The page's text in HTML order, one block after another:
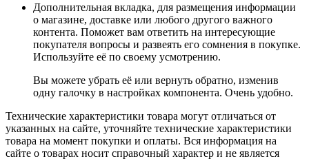
Дополнительная вкладка, для размещения информации
о магазине, доставке или любого другого важного
контента. Поможет вам ответить на интересующие
покупателя вопросы и развеять его сомнения в покупке.
Используйте её по своему усмотрению.
Вы можете убрать её или вернуть обратно, изменив
одну галочку в настройках компонента. Очень удобно.
Технические характеристики товара могут отличаться от
указанных на сайте, уточняйте технические характеристики
товара на момент покупки и оплаты. Вся информация на
сайте о товарах носит справочный характер и не является